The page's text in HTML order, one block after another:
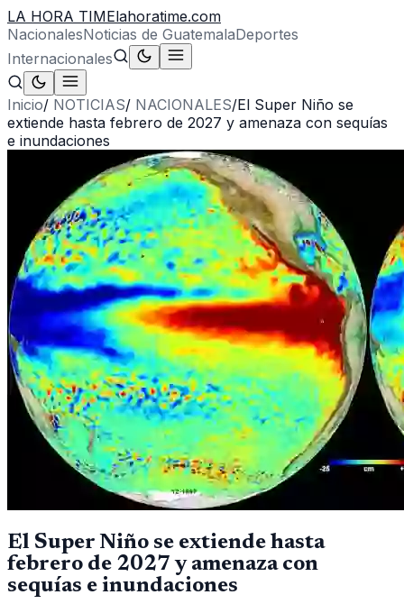
LA HORA TIMElahoratime.com
NacionalesNoticias de GuatemalaDeportes
Internacionales
Inicio/ NOTICIAS/ NACIONALES/El Super Niño se
extiende hasta febrero de 2027 y amenaza con sequías
e inundaciones
El Super Niño se extiende hasta
febrero de 2027 y amenaza con
sequías e inundaciones